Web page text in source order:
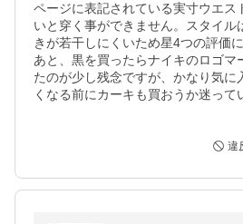
ページに表記されている実寸ウエス
いと穿く事ができません。スタイル
きが若干しにくいため星4つの評価に
あと、黒を買ったらナイキのロゴマ
たのが少し残念ですが、かなり気に
くなる前にカーキも買おうか迷って
違